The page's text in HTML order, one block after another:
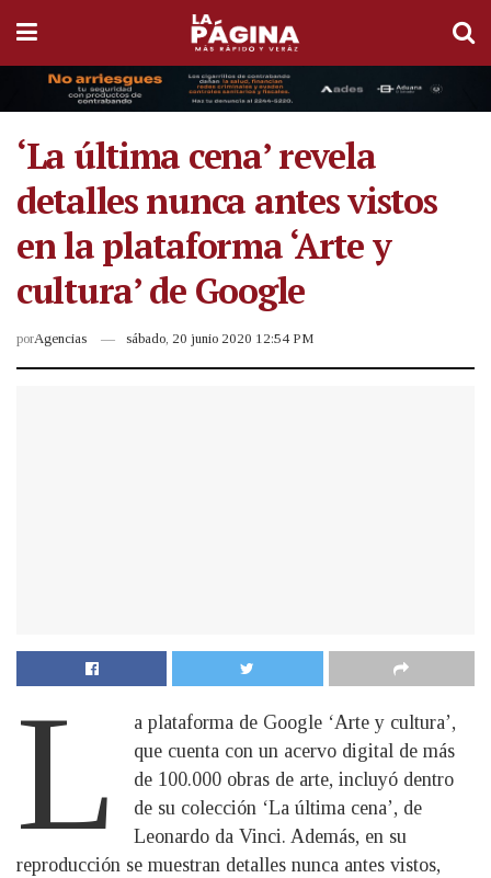
‘La última cena’ revela
detalles nunca antes vistos
en la plataforma ‘Arte y
cultura’ de Google
porAgencias sábado, 20 junio 2020 12:54 PM
L
a plataforma de Google ‘Arte y cultura’,
que cuenta con un acervo digital de más
de 100.000 obras de arte, incluyó dentro
de su colección ‘La última cena’, de
Leonardo da Vinci. Además, en su
reproducción se muestran detalles nunca antes vistos,